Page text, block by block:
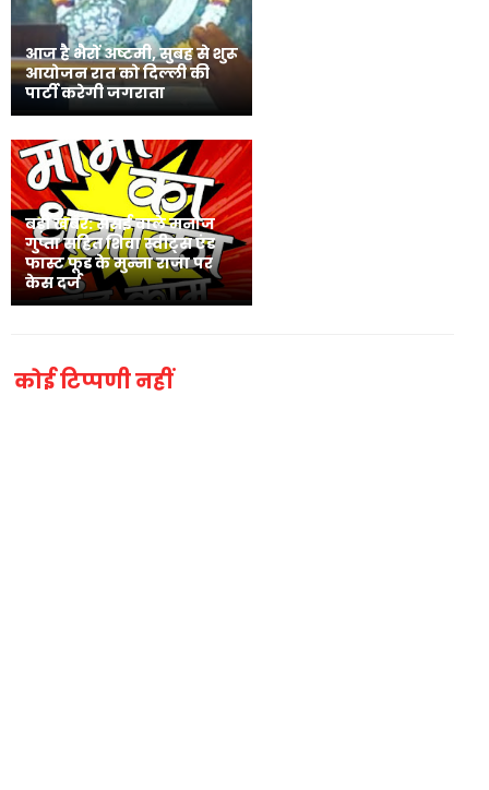
आज है भैरों अष्टमी, सुबह से शुरू
आयोजन रात को दिल्ली की
पार्टी करेगी जगराता
बड़ी खबर: सेसई वाले मनोज
गुप्ता सहित शिवा स्वीट्स एंड
फास्ट फूड के मुन्ना राजा पर
केस दर्ज
कोई टिप्पणी नहीं